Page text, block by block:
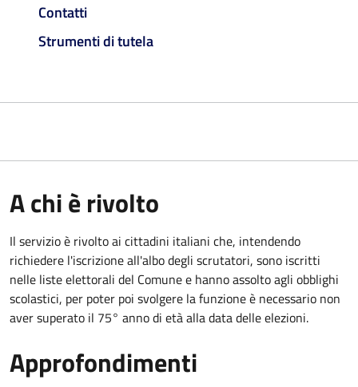
Contatti
Strumenti di tutela
A chi è rivolto
Il servizio è rivolto ai cittadini italiani che, intendendo
richiedere l'iscrizione all'albo degli scrutatori, sono iscritti
nelle liste elettorali del Comune e hanno assolto agli obblighi
scolastici, per poter poi svolgere la funzione è necessario non
aver superato il 75° anno di età alla data delle elezioni.
Approfondimenti